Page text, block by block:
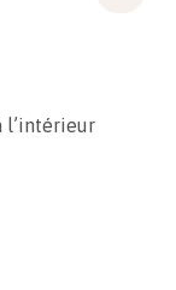
l’intérieur